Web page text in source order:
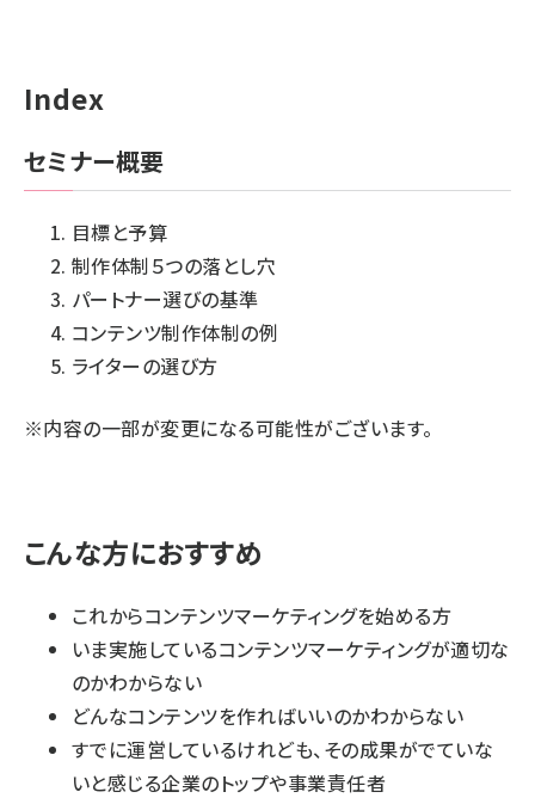
Index
セミナー概要
目標と予算
制作体制５つの落とし穴
パートナー選びの基準
コンテンツ制作体制の例
ライターの選び方
※内容の一部が変更になる可能性がございます。
こんな方におすすめ
これからコンテンツマーケティングを始める方
いま実施しているコンテンツマーケティングが適切な
のかわからない
どんなコンテンツを作ればいいのかわからない
すでに運営しているけれども、その成果がでていな
いと感じる企業のトップや事業責任者